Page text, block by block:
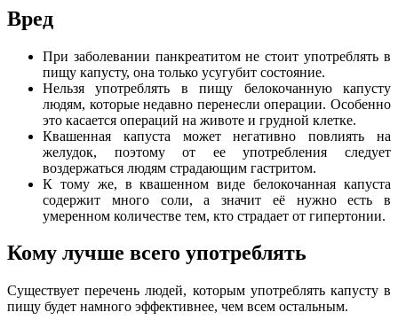
Вред
При заболевании панкреатитом не стоит употреблять в
пищу капусту, она только усугубит состояние.
Нельзя употреблять в пищу белокочанную капусту
людям, которые недавно перенесли операции. Особенно
это касается операций на животе и грудной клетке.
Квашенная капуста может негативно повлиять на
желудок, поэтому от ее употребления следует
воздержаться людям страдающим гастритом.
К тому же, в квашенном виде белокочанная капуста
содержит много соли, а значит её нужно есть в
умеренном количестве тем, кто страдает от гипертонии.
Кому лучше всего употреблять
Существует перечень людей, которым употреблять капусту в
пищу будет намного эффективнее, чем всем остальным.